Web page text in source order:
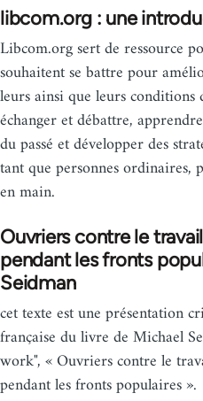
libcom.org : une
Libcom.org sert de ressource
souhaitent se battre pour
leurs ainsi que leurs
échanger et débattre,
du passé et développer des
tant que personnes ordinaires,
en main.
Ouvriers contre le
pendant les fronts
Seidman
cet texte est une présentation
française du livre de Michael
work", « Ouvriers contre le
pendant les fronts populaires ».